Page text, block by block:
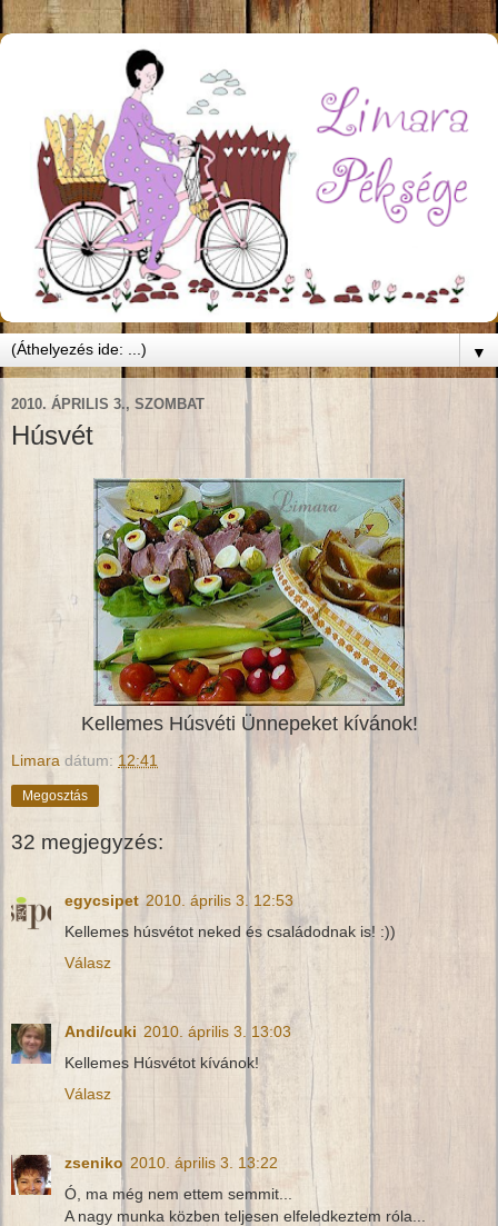
▼
2010. ÁPRILIS 3., SZOMBAT
Húsvét
Kellemes Húsvéti Ünnepeket kívánok!
Limara dátum: 12:41
Megosztás
32 megjegyzés:
egycsipet 2010. április 3. 12:53
Kellemes húsvétot neked és családodnak is! :))
Válasz
Andi/cuki 2010. április 3. 13:03
Kellemes Húsvétot kívánok!
Válasz
zseniko 2010. április 3. 13:22
Ó, ma még nem ettem semmit...
A nagy munka közben teljesen elfeledkeztem róla...